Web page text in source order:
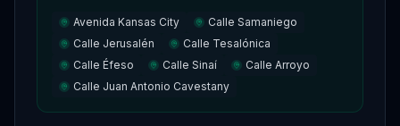
Avenida Kansas City
Calle Samaniego
Calle Jerusalén
Calle Tesalónica
Calle Éfeso
Calle Sinaí
Calle Arroyo
Calle Juan Antonio Cavestany